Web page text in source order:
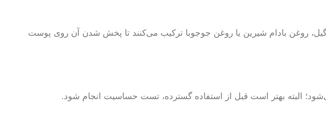
روغن بادام شیرین یا روغن جوجوبا ترکیب می‌کنند تا پخش شدن آن روی پوست
البته بهتر است قبل از استفاده گسترده، تست حساسیت انجام شود.